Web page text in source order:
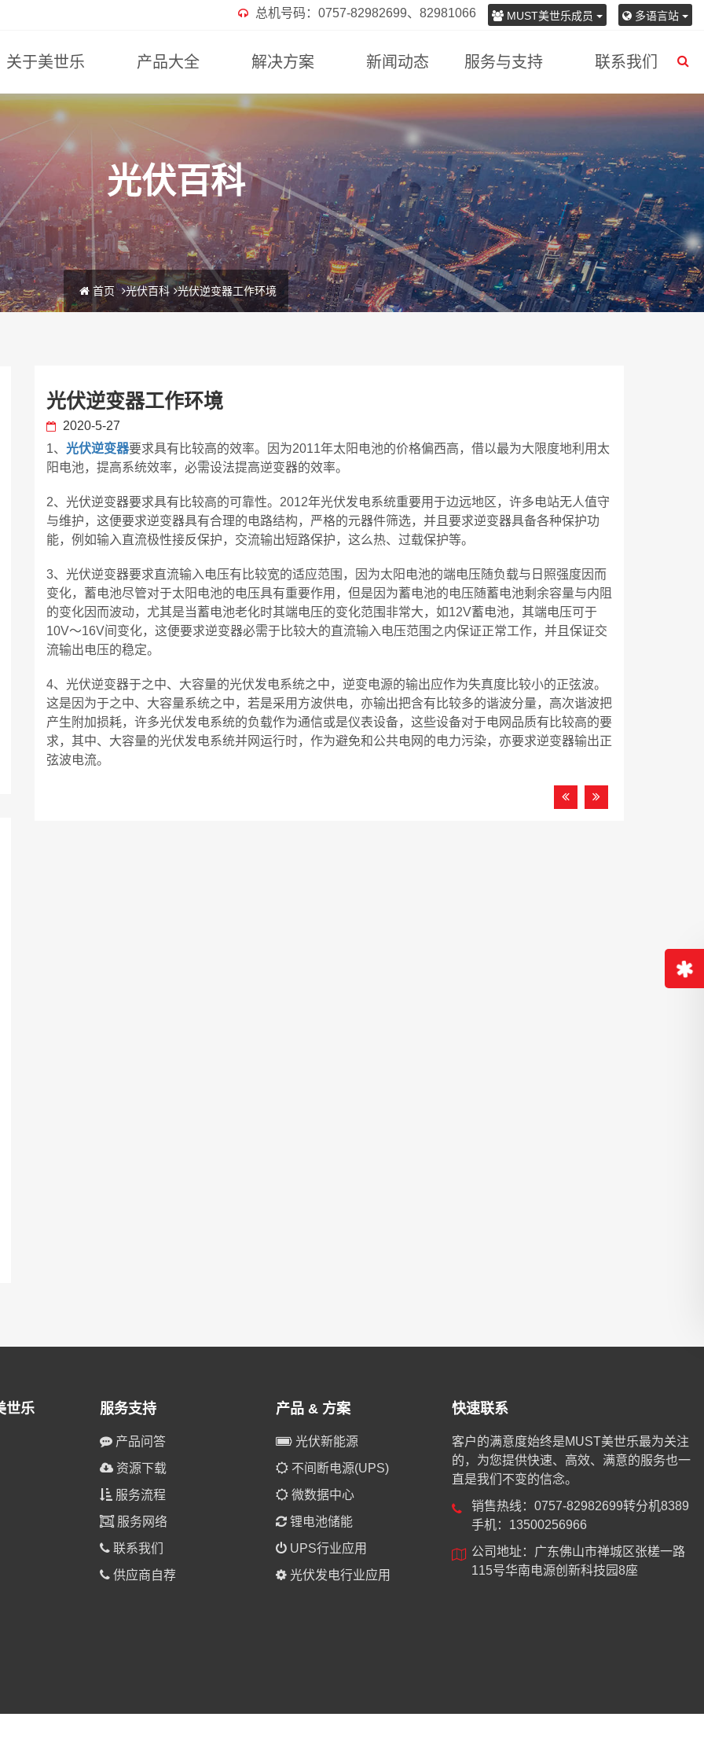
多语言站
MUST美世乐成员
总机号码：0757-82982699、82981066
关于美世乐 产品大全 解决方案 新闻动态 服务与支持 联系我们
光伏百科
首页 光伏百科 光伏逆变器工作环境
光伏逆变器工作环境
2020-5-27
1、 光伏逆变器要求具有比较高的效率。因为2011年太阳电池的价格偏西高，借以最为大限度地利用太
阳电池，提高系统效率，必需设法提高逆变器的效率。
2、光伏逆变器要求具有比较高的可靠性。2012年光伏发电系统重要用于边远地区，许多电站无人值守
与维护，这便要求逆变器具有合理的电路结构，严格的元器件筛选，并且要求逆变器具备各种保护功
能，例如输入直流极性接反保护，交流输出短路保护，这么热、过载保护等。
3、光伏逆变器要求直流输入电压有比较宽的适应范围，因为太阳电池的端电压随负载与日照强度因而
变化，蓄电池尽管对于太阳电池的电压具有重要作用，但是因为蓄电池的电压随蓄电池剩余容量与内阻
的变化因而波动，尤其是当蓄电池老化时其端电压的变化范围非常大，如12V蓄电池，其端电压可于
10V～16V间变化，这便要求逆变器必需于比较大的直流输入电压范围之内保证正常工作，并且保证交
流输出电压的稳定。
4、光伏逆变器于之中、大容量的光伏发电系统之中，逆变电源的输出应作为失真度比较小的正弦波。
这是因为于之中、大容量系统之中，若是采用方波供电，亦输出把含有比较多的谐波分量，高次谐波把
产生附加损耗，许多光伏发电系统的负载作为通信或是仪表设备，这些设备对于电网品质有比较高的要
求，其中、大容量的光伏发电系统并网运行时，作为避免和公共电网的电力污染，亦要求逆变器输出正
弦波电流。
世乐 服务支持
产品问答
资源下载
服务流程
服务网络
联系我们
供应商自荐
产品 & 方案
光伏新能源
不间断电源(UPS)
微数据中心
锂电池储能
UPS行业应用
光伏发电行业应用
快速联系
客户的满意度始终是MUST美世乐最为关注
的，为您提供快速、高效、满意的服务也一
直是我们不变的信念。
销售热线：0757-82982699转分机8389
手机：13500256966
公司地址：广东佛山市禅城区张槎一路
115号华南电源创新科技园8座